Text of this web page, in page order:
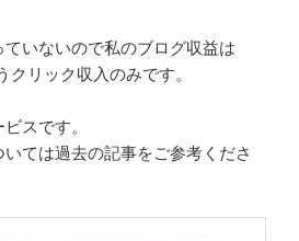
いないので私のブログ収益は
クリック収入のみです。
スです。
ては過去の記事をご参考くださ